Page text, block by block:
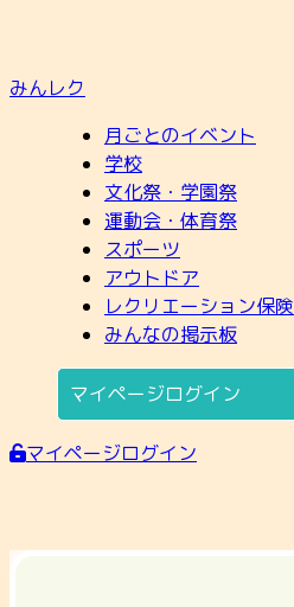
みんレク
月ごとのイベント
学校
文化祭・学園祭
運動会・体育祭
スポーツ
アウトドア
レクリエーション保険
みんなの掲示板
マイページログイン
マイページログイン